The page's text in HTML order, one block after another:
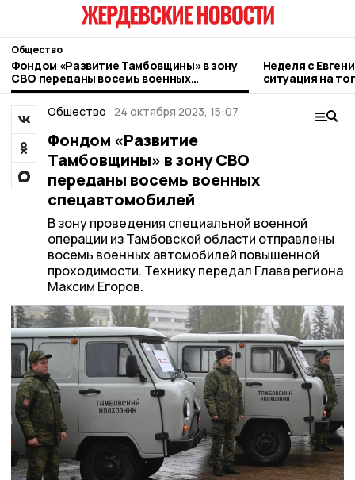
Общество
Фондом «Развитие Тамбовщины» в зону
СВО переданы восемь военных
спецавтомобилей
Неделя с
ситуация на
городе и
Общество 24 октября 2023, 15:07
Фондом «Развитие
Тамбовщины» в зону СВО
переданы восемь военных
спецавтомобилей
В зону проведения специальной военной
операции из Тамбовской области отправлены
восемь военных автомобилей повышенной
проходимости. Технику передал Глава региона
Максим Егоров.